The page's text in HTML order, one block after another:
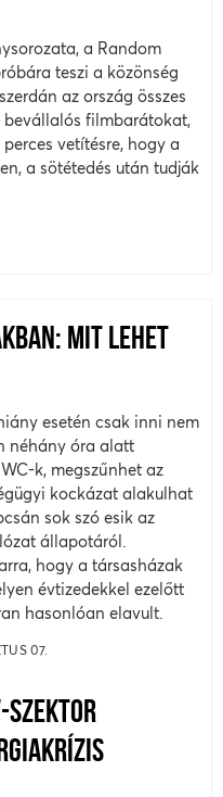
a Random
teszi a közönség
az ország összes
filmbarátokat,
vetítésre, hogy a
a sötétedés után tudják
MIT LEHET
esetén csak inni nem
néhány óra alatt
k, megszűnhet az
kockázat alakulhat
sok szó esik az
állapotáról.
hogy a társasházak
évtizedekkel ezelőtt
hasonlóan elavult.
07.